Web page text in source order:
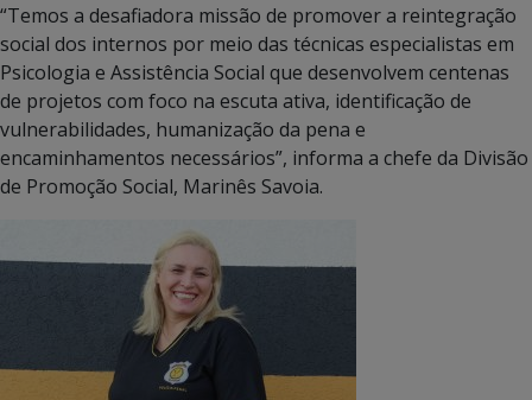
“Temos a desafiadora missão de promover a reintegração
social dos internos por meio das técnicas especialistas em
Psicologia e Assistência Social que desenvolvem centenas
de projetos com foco na escuta ativa, identificação de
vulnerabilidades, humanização da pena e
encaminhamentos necessários”, informa a chefe da Divisão
de Promoção Social, Marinês Savoia.